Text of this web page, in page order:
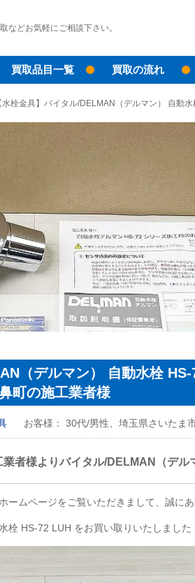
などお気軽にご相談下さい。
買取品目一覧 買取の流れ
水栓金具】バイタル/DELMAN（デルマン） 自動
（デルマン） 自動水栓
町の施工業者様
お客様： 30代/男性、埼玉県さいたま
者様よりバイタル/DELMAN（デル
ームページをご覧いただきまして、誠にあ
栓 HS-72 LUH をお買い取りいたしました